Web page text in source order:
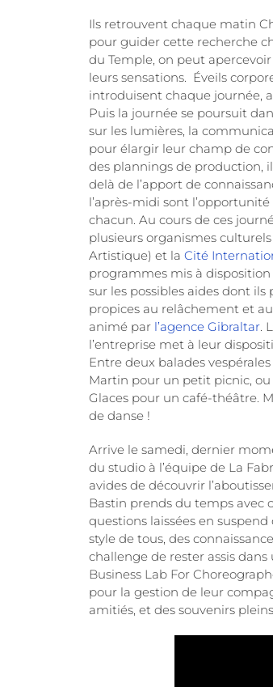
Ils retrouvent chaque matin
pour guider cette recherche
du Temple, on peut
leurs sensations. Éveils
introduisent chaque journée,
Puis la journée se poursuit
sur les lumières, la
pour élargir leur champ de
des plannings de production,
delà de l’apport de
l’après-midi sont
chacun. Au cours de ces
plusieurs organismes
Artistique) et la Cité
programmes mis à
sur les possibles aides dont
propices au relâchement et
animé par l’agence Gibraltar .
l’entreprise met à leur
Entre deux balades
Martin pour un petit picnic, ou
Glaces pour un café-théâtre.
de danse !
Arrive le samedi, dernier
du studio à l’équipe de La
avides de découvrir
Bastin prends du temps avec
questions laissées en
style de tous, des
challenge de rester assis
Business Lab For
pour la gestion de leur
amitiés, et des souvenirs